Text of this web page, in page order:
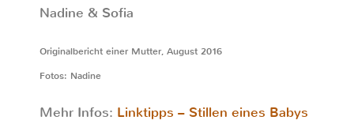
Nadine & Sofia
Originalbericht einer Mutter, August 2016
Fotos: Nadine
Mehr Infos: Linktipps – Stillen eines Babys